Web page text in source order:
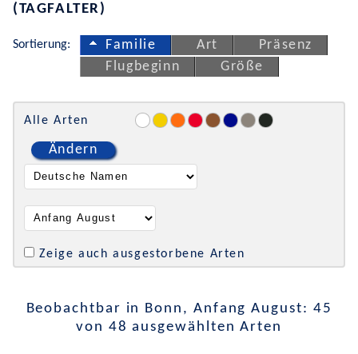
(TAGFALTER)
Sortierung: Familie Art
Präsenz
Flugbeginn
Größe
Alle Arten
Ändern
Zeige auch ausgestorbene Arten
Beobachtbar in Bonn, Anfang August: 45
von 48 ausgewählten Arten